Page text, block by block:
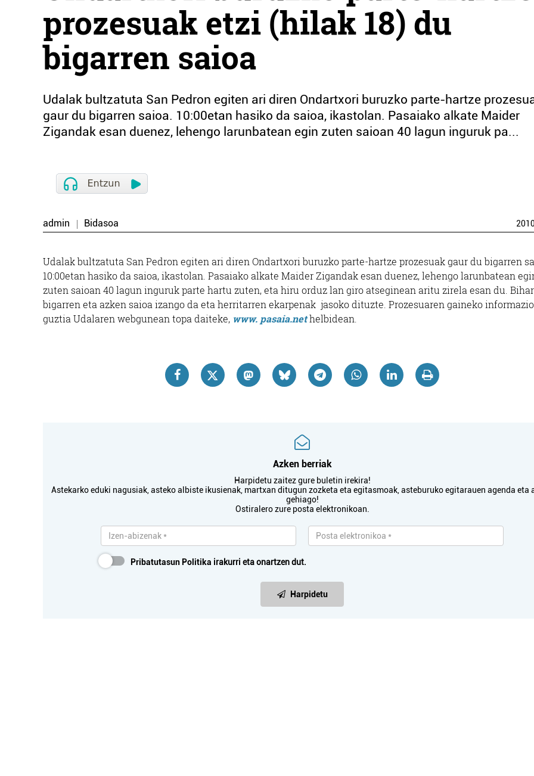
prozesuak etzi (hilak 18) du
bigarren saioa
Udalak bultzatuta San Pedron egiten ari diren Ondartxori buruzko parte-hartze
gaur du bigarren saioa. 10:00etan hasiko da saioa, ikastolan. Pasaiako alkate Maider
Zigandak esan duenez, lehengo larunbatean egin zuten saioan 40 lagun inguruk pa...
admin Bidasoa
Udalak bultzatuta San Pedron egiten ari diren Ondartxori buruzko parte-hartze prozesuak gaur du bigarren
10:00etan hasiko da saioa, ikastolan. Pasaiako alkate Maider Zigandak esan duenez, lehengo larunbatean
zuten saioan 40 lagun inguruk parte hartu zuten, eta hiru orduz lan giro atseginean aritu zirela esan du.
bigarren eta azken saioa izango da eta herritarren ekarpenak jasoko dituzte. Prozesuaren gaineko
guztia Udalaren webgunean topa daiteke, www. pasaia.nethelbidean.
Azken berriak
Harpidetu zaitez gure buletin irekira!
Astekarko eduki nagusiak, asteko albiste ikusienak, martxan ditugun zozketa eta egitasmoak, asteburuko egitarauen agenda eta
gehiago!
Ostiralero zure posta elektronikoan.
Pribatutasun Politika irakurri eta onartzen dut.
Harpidetu
Bidaia agentziak